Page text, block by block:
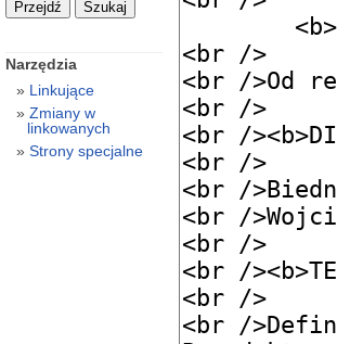
Narzędzia
Linkujące
Zmiany w
linkowanych
Strony specjalne